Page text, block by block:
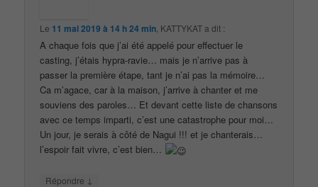
Le 11 mai 2019 à 14 h 24 min, KATTYKATa dit :
A chaque fois que j’ai été appelé pour effectuer le
casting, j’étais hypra-ravie… mais je n’arrive pas à
passer la première étape, tant je n’ai pas la mémoire…
Ca m’agace, car à la maison, j’arrive à chanter et me
souviens des paroles… Et devant cette liste de chansons
avec ce temps imparti, c’est une catastrophe pour moi…
Un jour, je serais à côté de Nagui !!! et je chanterais…
l’espoir fait vivre, c’est bien…
Répondre ↓